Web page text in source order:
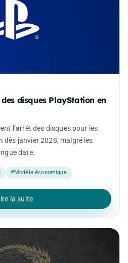
disques PlayStation en
l’arrêt des disques pour les
dès janvier 2028, malgré les
date.
#Modèle économique
la suite